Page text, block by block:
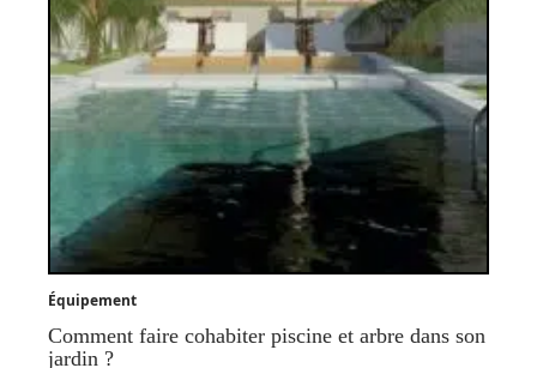
Équipement
Comment faire cohabiter piscine et arbre dans son
jardin ?